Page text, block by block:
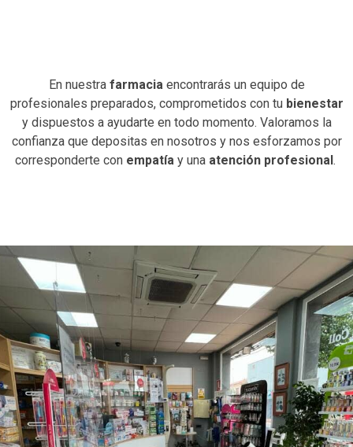
En nuestra farmaciaencontrarás un equipo de
profesionales preparados, comprometidos con tubienestar
y dispuestos a ayudarte en todo momento. Valoramos la
confianza que depositas en nosotros y nos esforzamos por
corresponderte con empatíay una atención profesional .